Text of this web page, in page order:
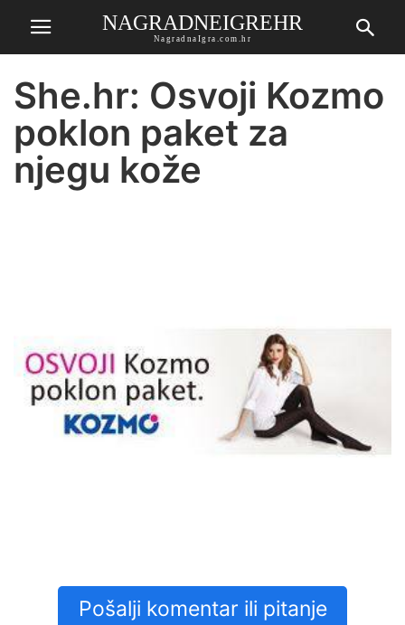
NAGRADNEIGREHR
NagradnaIgra.com.hr
She.hr: Osvoji Kozmo
poklon paket za
njegu kože
Pošalji komentar ili pitanje